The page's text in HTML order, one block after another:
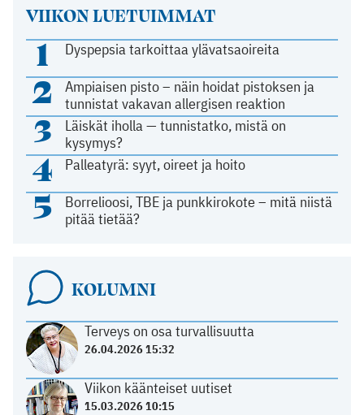
VIIKON LUETUIMMAT
1 Dyspepsia tarkoittaa ylävatsaoireita
2
Ampiaisen pisto – näin hoidat pistoksen ja
tunnistat vakavan allergisen reaktion
3
Läiskät iholla — tunnistatko, mistä on
kysymys?
4 Palleatyrä: syyt, oireet ja hoito
5
Borrelioosi, TBE ja punkkirokote – mitä niistä
pitää tietää?
KOLUMNI
Terveys on osa turvallisuutta
26.04.2026 15:32
Viikon käänteiset uutiset
15.03.2026 10:15